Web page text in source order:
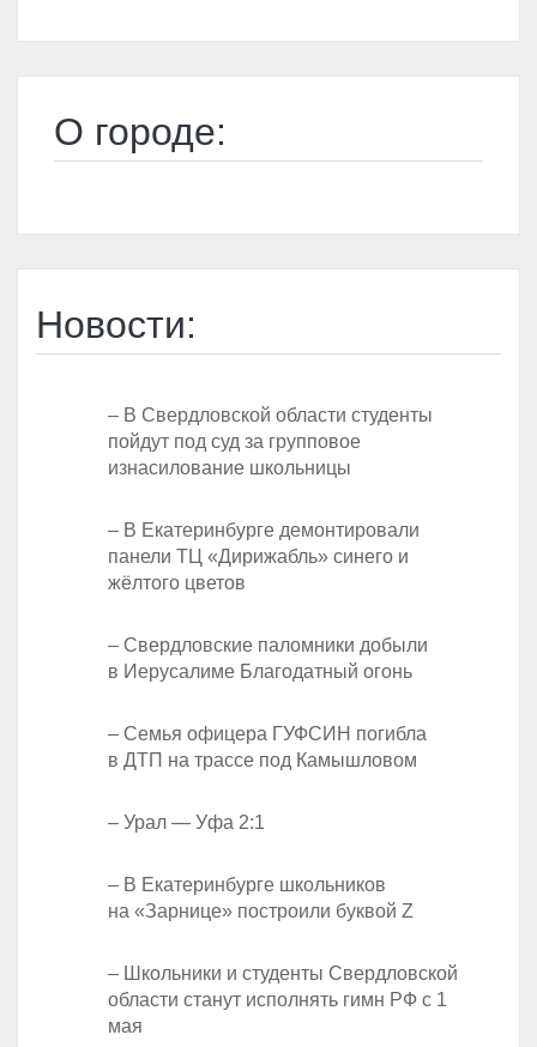
О городе:
Новости:
– В Свердловской области студенты
пойдут под суд за групповое
изнасилование школьницы
– В Екатеринбурге демонтировали
панели ТЦ «Дирижабль» синего и
жёлтого цветов
– Свердловские паломники добыли
в Иерусалиме Благодатный огонь
– Семья офицера ГУФСИН погибла
в ДТП на трассе под Камышловом
– Урал — Уфа 2:1
– В Екатеринбурге школьников
на «Зарнице» построили буквой Z
– Школьники и студенты Свердловской
области станут исполнять гимн РФ с 1
мая